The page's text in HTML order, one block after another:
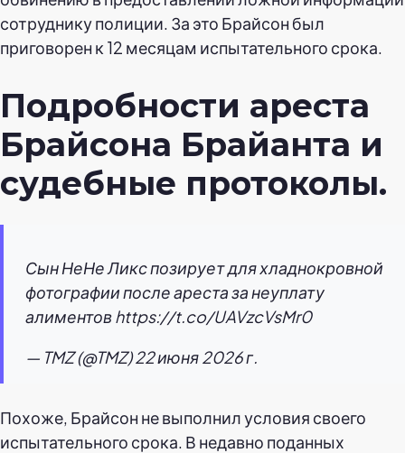
сотруднику полиции. За это Брайсон был
приговорен к 12 месяцам испытательного срока.
Подробности ареста
Брайсона Брайанта и
судебные протоколы.
Сын НеНе Ликс позирует для хладнокровной
фотографии после ареста за неуплату
алиментов https://t.co/UAVzcVsMr0
— TMZ (@TMZ) 22 июня 2026 г.
Похоже, Брайсон не выполнил условия своего
испытательного срока. В недавно поданных